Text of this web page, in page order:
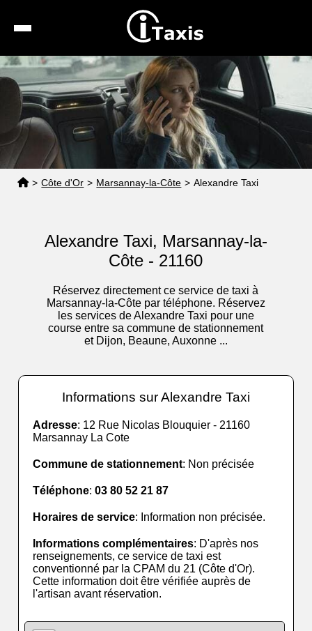
Recherche
Calcul de tarif
Taxis conventionnés
Espace pro
> Côte d'Or > Marsannay-la-Côte > Alexandre Taxi
Alexandre Taxi, Marsannay-la-
Côte - 21160
Réservez directement ce service de taxi à
Marsannay-la-Côte par téléphone. Réservez
les services de Alexandre Taxi pour une
course entre sa commune de stationnement
et Dijon, Beaune, Auxonne ...
Informations sur Alexandre Taxi
Adresse: 12 Rue Nicolas Blouquier - 21160
Marsannay La Cote
Commune de stationnement: Non précisée
Téléphone:03 80 52 21 87
Horaires de service: Information non précisée.
Informations complémentaires: D'après nos
renseignements, ce service de taxi est
conventionné par la CPAM du 21 (Côte d'Or).
Cette information doit être vérifiée auprès de
l'artisan avant réservation.